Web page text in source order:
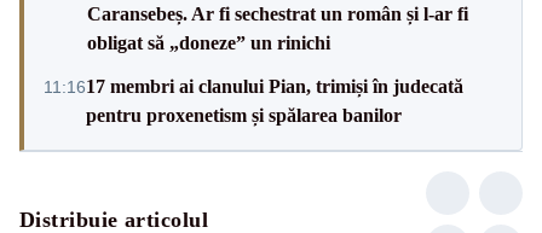
Caransebeș. Ar fi sechestrat un român și l-ar fi
obligat să „doneze” un rinichi
11:1617 membri ai clanului Pian, trimiși în judecată
pentru proxenetism și spălarea banilor
Distribuie articolul